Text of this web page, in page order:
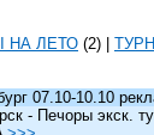
НА ЛЕТО (2)
07.10-10.10
- Печоры экск.